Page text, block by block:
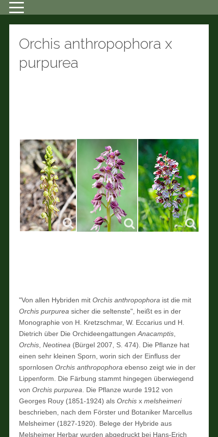
Orchis anthropophora x
purpurea
"Von allen Hybriden mitOrchis anthropophora ist die mit
Orchis purpurea sicher die seltenste", heißt es in der
Monographie von H. Kretzschmar, W. Eccarius und H.
Dietrich über Die OrchideengattungenAnacamptis
Orchis ,Neotinea (Bürgel 2007, S. 474). Die Pflanze hat
einen sehr kleinen Sporn, worin sich der Einfluss der
spornlosenOrchis anthropophora ebenso zeigt wie in der
Lippenform. Die Färbung stammt hingegen überwiegend
vonOrchis purpurea . Die Pflanze wurde 1912 von
Georges Rouy (1851-1924) alsOrchis xmelsheimeri
beschrieben, nach dem Förster und Botaniker Marcellus
Melsheimer (1827-1920). Belege der Hybride aus
Melsheimer Herbar wurden abgedruckt bei Hans-Erich